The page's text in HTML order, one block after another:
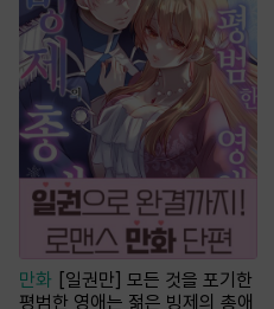
만화
[일권만] 모든 것을 포기한
평범한 영애는 젊은 빙제의 총애